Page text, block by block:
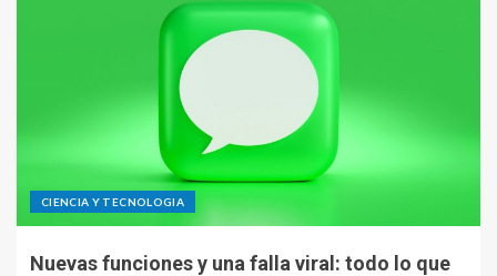
CIENCIA Y TECNOLOGIA
Nuevas funciones y una falla viral: todo lo que